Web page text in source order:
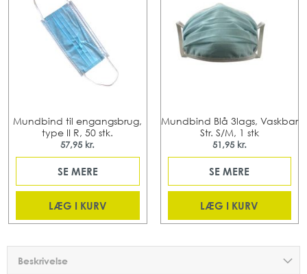
Mundbind til engangsbrug,
type II R, 50 stk.
57,95 kr.
SE MERE
LÆG I KURV
Mundbind Blå 3lags, Vaskbar
Str. S/M, 1 stk
51,95 kr.
SE MERE
LÆG I KURV
Beskrivelse